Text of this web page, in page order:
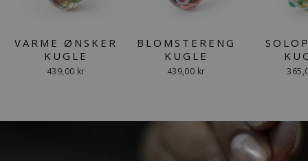
VARME ØNSKER
KUGLE
439,00 kr
BLOMSTERENG
KUGLE
439,00 kr